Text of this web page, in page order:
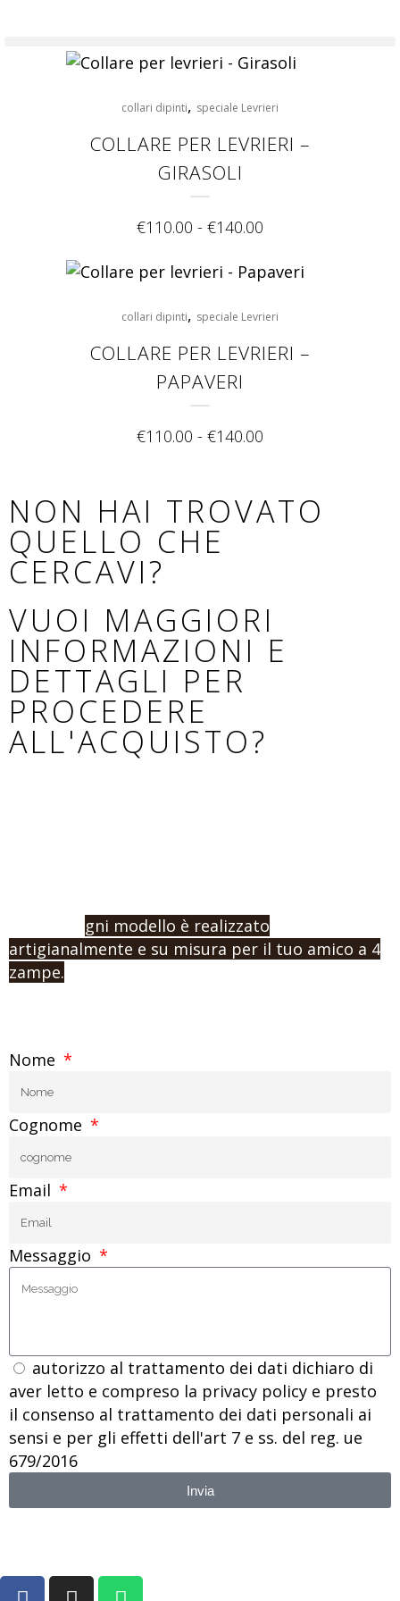
collari dipinti, speciale Levrieri
COLLARE PER LEVRIERI –
GIRASOLI
€110.00 - €140.00
collari dipinti, speciale Levrieri
COLLARE PER LEVRIERI –
PAPAVERI
€110.00 - €140.00
NON HAI TROVATO
QUELLO CHE
CERCAVI?
VUOI MAGGIORI
INFORMAZIONI E
DETTAGLI PER
PROCEDERE
ALL'ACQUISTO?
gni modello è realizzato
artigianalmente e su misura per il tuo amico a 4
zampe.
Nome
Cognome
Email
Messaggio
autorizzo al trattamento dei dati dichiaro di
aver letto e compreso la privacy policy e presto
il consenso al trattamento dei dati personali ai
sensi e per gli effetti dell'art 7 e ss. del reg. ue
679/2016
Invia